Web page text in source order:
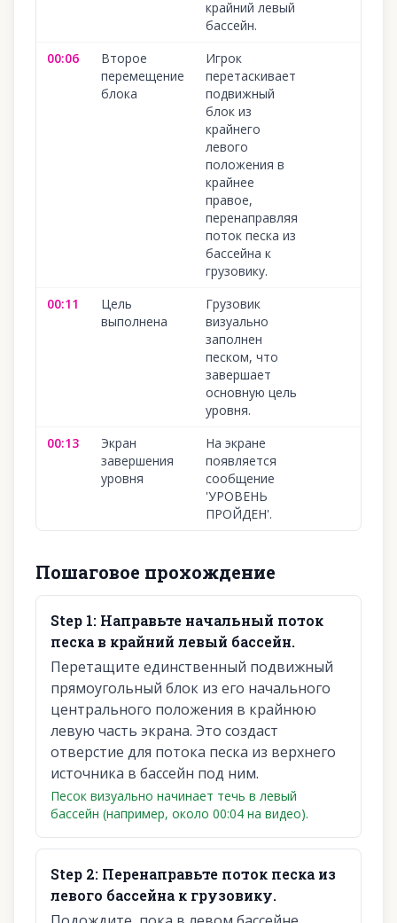
крайний левый
бассейн.
00:06
Второе
перемещение
блока
Игрок
перетаскивает
подвижный
блок из
крайнего
левого
положения в
крайнее
правое,
перенаправляя
поток песка из
бассейна к
грузовику.
00:11
Цель
выполнена
Грузовик
визуально
заполнен
песком, что
завершает
основную цель
уровня.
00:13
Экран
завершения
уровня
На экране
появляется
сообщение
'УРОВЕНЬ
ПРОЙДЕН'.
Пошаговое прохождение
Step 1: Направьте начальный поток
песка в крайний левый бассейн.
Перетащите единственный подвижный
прямоугольный блок из его начального
центрального положения в крайнюю
левую часть экрана. Это создаст
отверстие для потока песка из верхнего
источника в бассейн под ним.
Песок визуально начинает течь в левый
бассейн (например, около 00:04 на видео).
Step 2: Перенаправьте поток песка из
левого бассейна к грузовику.